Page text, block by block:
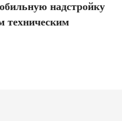
надстройку
техническим